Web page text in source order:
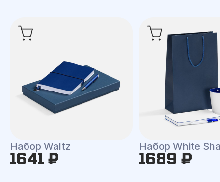
Набор Waltz
1641 ₽
Набор White
1689 ₽